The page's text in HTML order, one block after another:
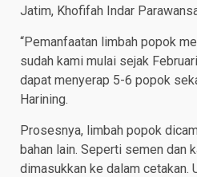
Jatim, Khofifah Indar
“Pemanfaatan limbah popok
sudah kami mulai sejak
dapat menyerap 5-6 popok
Harining.
Prosesnya, limbah popok
bahan lain. Seperti semen dan
dimasukkan ke dalam cetakan.